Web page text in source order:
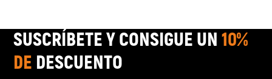
SUSCRÍBETE Y CONSIGUE UN10%
DE DESCUENTO